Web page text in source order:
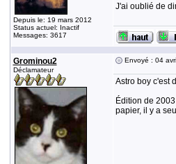
Depuis le: 19 mars 2012
Status actuel: Inactif
Messages: 3617
J'ai oublié de
Grominou2
Déclamateur
Envoyé : 04
Astro boy c'est
Édition de
papier, il y a